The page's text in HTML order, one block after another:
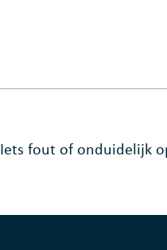
Iets fout of onduidelijk